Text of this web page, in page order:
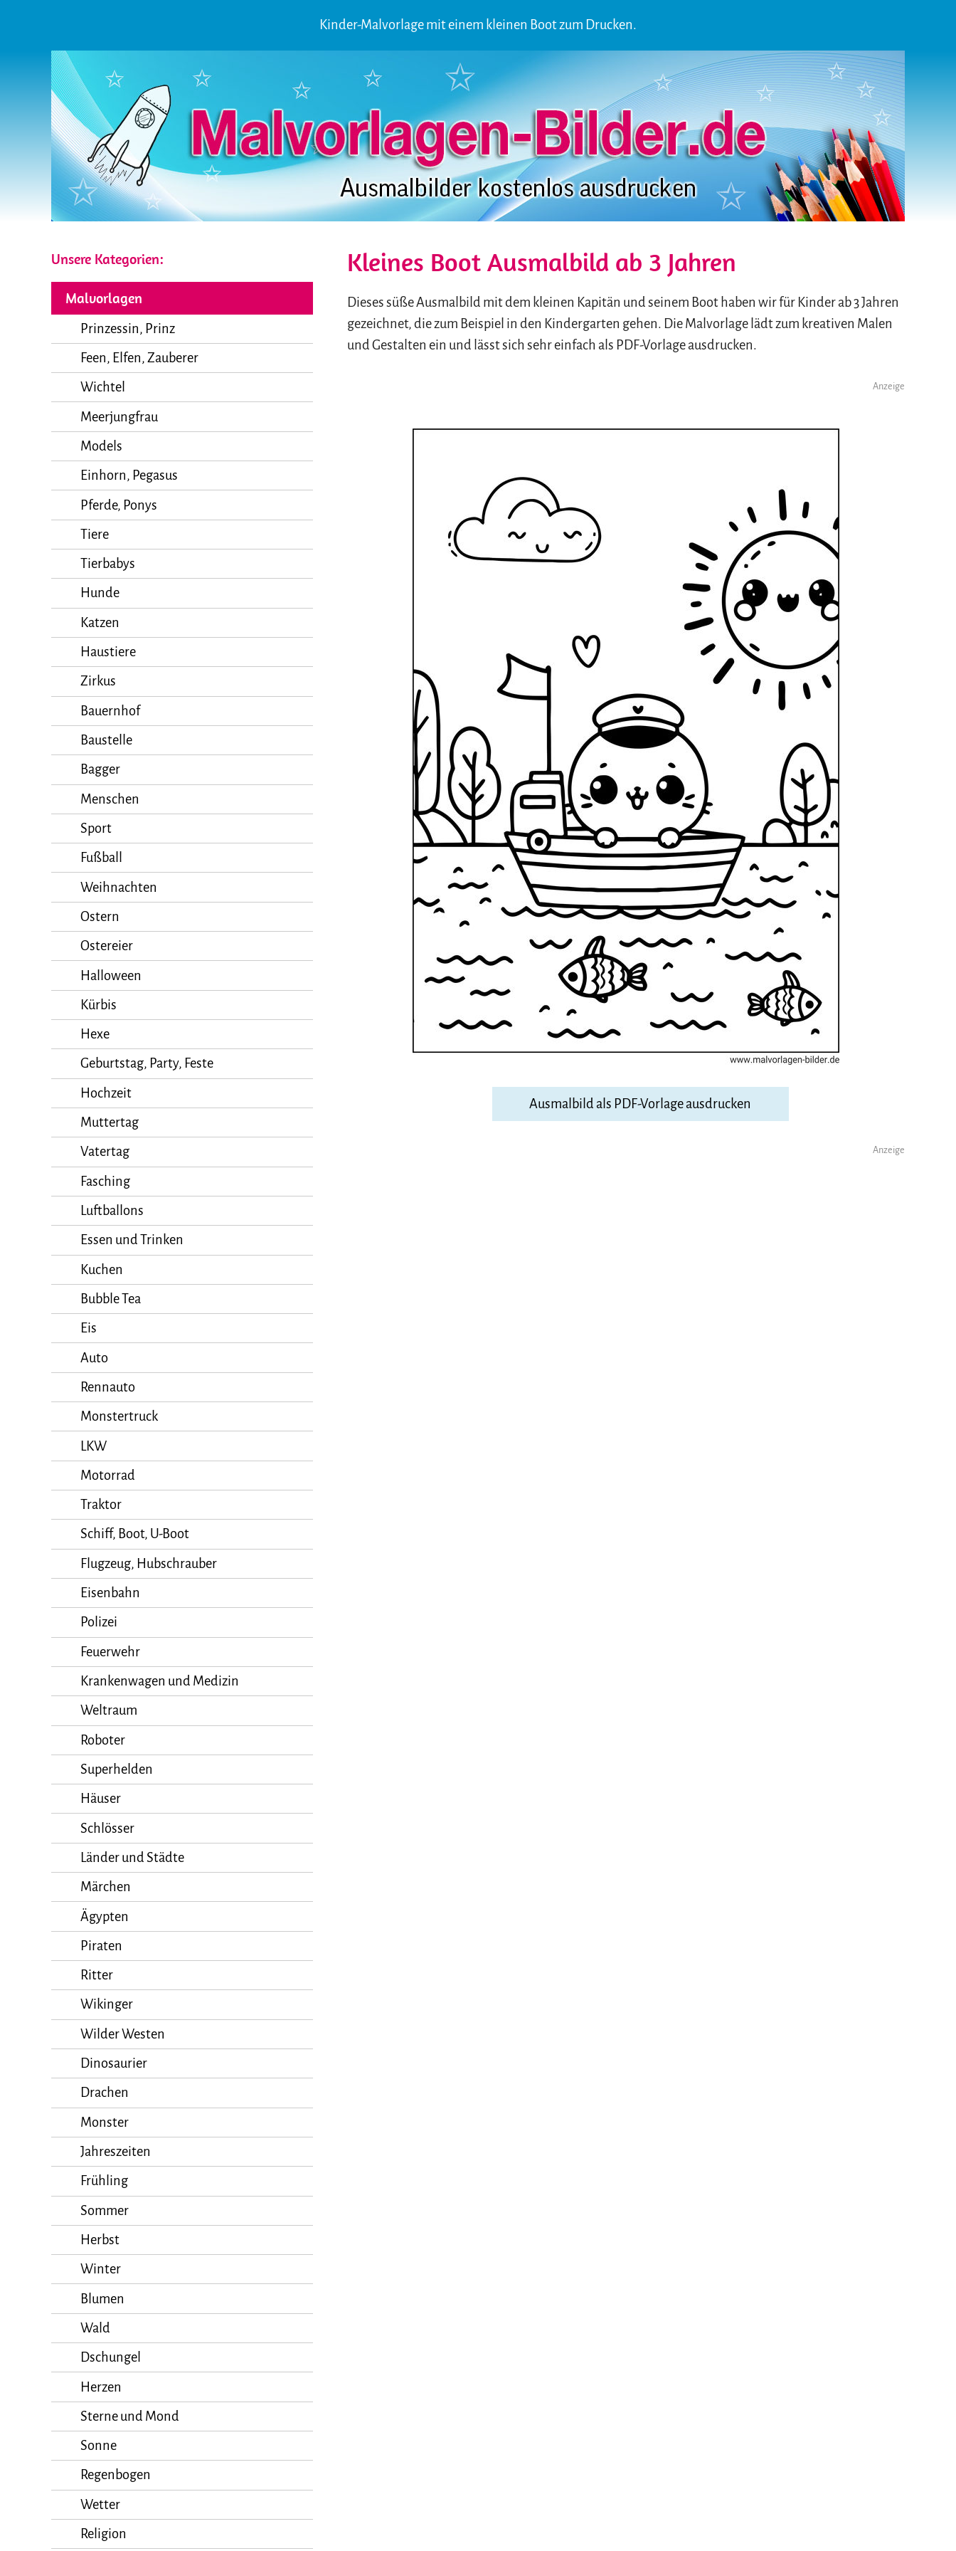
Kinder-Malvorlage mit einem kleinen Boot zum Drucken.
Unsere Kategorien:
Malvorlagen
Prinzessin, Prinz
Feen, Elfen, Zauberer
Wichtel
Meerjungfrau
Models
Einhorn, Pegasus
Pferde, Ponys
Tiere
Tierbabys
Hunde
Katzen
Haustiere
Zirkus
Bauernhof
Baustelle
Bagger
Menschen
Sport
Fußball
Weihnachten
Ostern
Ostereier
Halloween
Kürbis
Hexe
Geburtstag, Party, Feste
Hochzeit
Muttertag
Vatertag
Fasching
Luftballons
Essen und Trinken
Kuchen
Bubble Tea
Eis
Auto
Rennauto
Monstertruck
LKW
Motorrad
Traktor
Schiff, Boot, U-Boot
Flugzeug, Hubschrauber
Eisenbahn
Polizei
Feuerwehr
Krankenwagen und Medizin
Weltraum
Roboter
Superhelden
Häuser
Schlösser
Länder und Städte
Märchen
Ägypten
Piraten
Ritter
Wikinger
Wilder Westen
Dinosaurier
Drachen
Monster
Jahreszeiten
Frühling
Sommer
Herbst
Winter
Blumen
Wald
Dschungel
Herzen
Sterne und Mond
Sonne
Regenbogen
Wetter
Religion
Kleines Boot Ausmalbild ab 3 Jahren
Dieses süße Ausmalbild mit dem kleinen Kapitän und seinem Boot haben wir für Kinder ab 3 Jahren
gezeichnet, die zum Beispiel in den Kindergarten gehen. Die Malvorlage lädt zum kreativen Malen
und Gestalten ein und lässt sich sehr einfach als PDF-Vorlage ausdrucken.
Anzeige
Ausmalbild als PDF-Vorlage ausdrucken
Anzeige